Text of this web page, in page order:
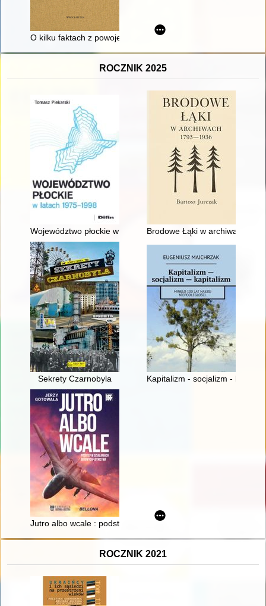
O kilku faktach z powojennej historii "Panoramy Racławickiej"
ROCZNIK 2025
Województwo płockie w latach 1975-1998Brodowe Łąki w archiwach
Sekrety Czarnobyla Kapitalizm - socjalizm -
Jutro albo wcale : podstęp w działaniach bojowych lotnictwa
ROCZNIK 2021